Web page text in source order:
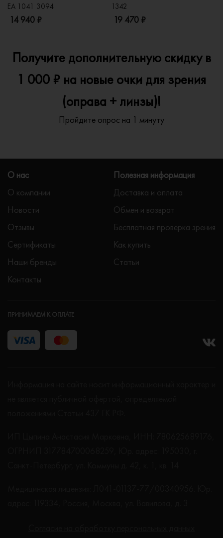
EA 1041 3094
14 940 ₽
1342
19 470 ₽
Получите дополнительную скидку в
1 000 ₽ на новые очки для зрения
(оправа + линзы)!
Пройдите опрос на 1 минуту
О нас
О компании
Новости
Отзывы
Сертификаты
Наши бренды
Контакты
Полезная информация
Доставка и оплата
Обмен и возврат
Бесплатная проверка зрения
Как купить
Статьи
ПРИНИМАЕМ К ОПЛАТЕ